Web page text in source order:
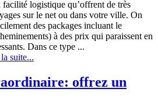
logistique qu’offrent de très
sur le net ou dans votre ville. On
des packages incluant le
à des prix qui paraissent en
Dans ce type ...
suite...
offrez un